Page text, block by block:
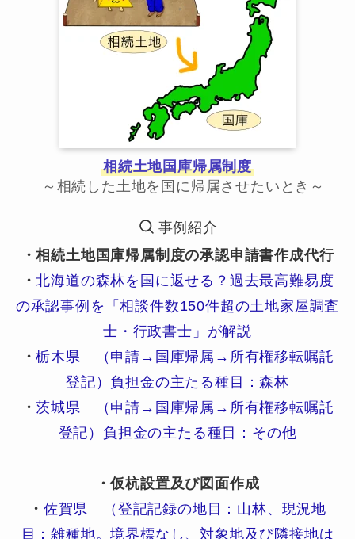
相続土地国庫帰属制度
～相続した土地を国に帰属させたいとき～
事例紹介
・相続土地国庫帰属制度の承認申請書作成代行
・北海道の森林を国に返せる？過去最高難易度
の承認事例を「相談件数150件超の土地家屋調査
士・行政書士」が解説
・栃木県 （申請→国庫帰属→所有権移転嘱託
登記）負担金の主たる種目：森林
・茨城県 （申請→国庫帰属→所有権移転嘱託
登記）負担金の主たる種目：その他
・仮杭設置及び図面作成
・ 佐賀県 （登記記録の地目：山林、現況地
目：雑種地。境界標なし、対象地及び隣接地は